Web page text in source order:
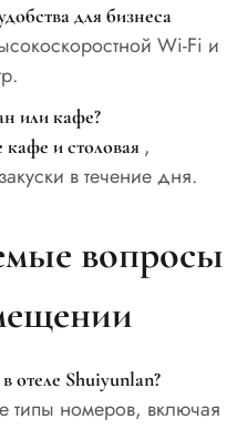
для бизнеса
Wi-Fi и
или кафе?
кафе и столовая ,
в течение дня.
вопросы
отеле Shuiyunlan?
типы номеров, включая